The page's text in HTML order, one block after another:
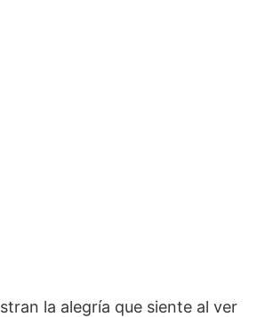
la alegría que siente al ver